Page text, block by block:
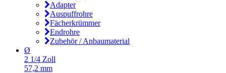
Adapter
Auspuffrohre
Fächerkrümmer
Endrohre
Zubehör / Anbaumaterial
Ø
2 1/4 Zoll
57,2 mm